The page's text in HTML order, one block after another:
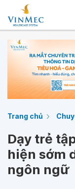
Trang chủ
Dạy trẻ
hiện sớm
ngôn ngữ